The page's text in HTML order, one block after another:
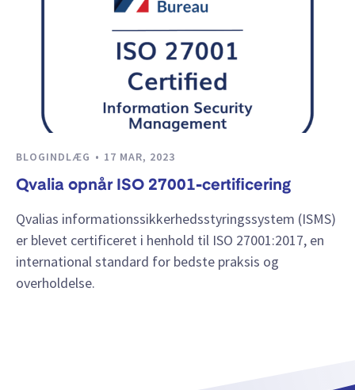
BLOGINDLÆG 17 MAR, 2023
Qvalia opnår ISO 27001-certificering
Qvalias informationssikkerhedsstyringssystem (ISMS)
er blevet certificeret i henhold til ISO 27001:2017, en
international standard for bedste praksis og
overholdelse.